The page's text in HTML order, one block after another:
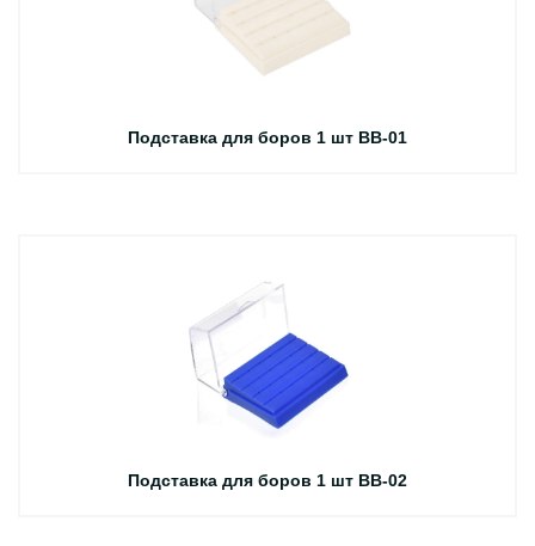
Подставка для боров 1 шт BB-01
Подставка для боров 1 шт BB-02